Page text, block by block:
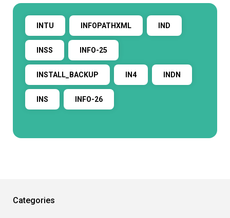
INTU INFOPATHXML IND
INSS INFO-25
INSTALL_BACKUP IN4 INDN
INS INFO-26
Categories